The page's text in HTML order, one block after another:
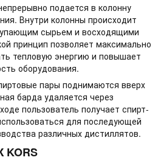
подается в колонну
Внутри колонны происходит
сырьем и восходящими
принцип позволяет максимально
тепловую энергию и повышает
оборудования.
пары поднимаются вверх
барда удаляется через
пользователь получает спирт-
для последующей
различных дистиллятов.
KORS